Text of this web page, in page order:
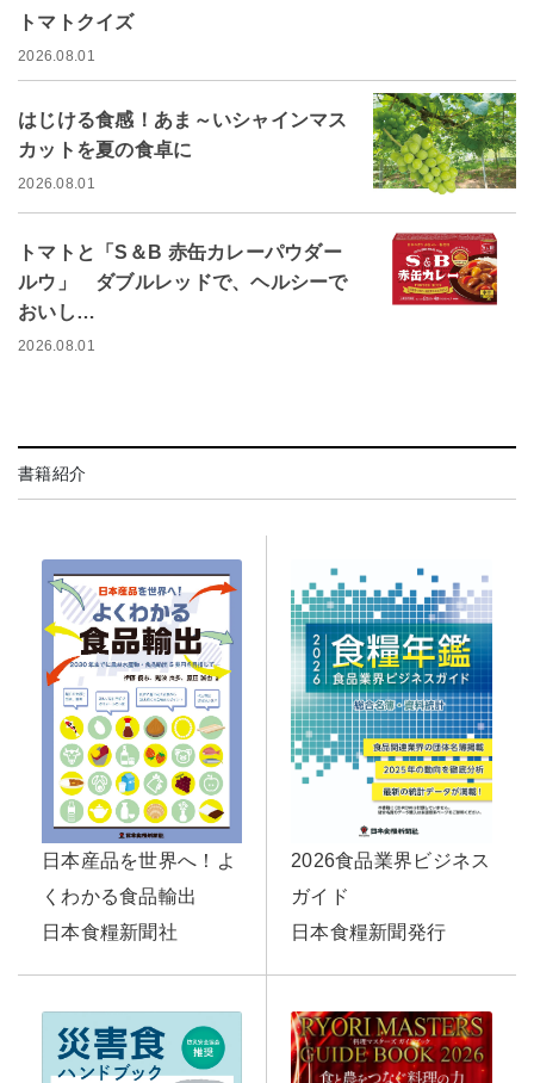
トマトクイズ
2026.08.01
はじける食感！あま～いシャインマス
カットを夏の食卓に
2026.08.01
トマトと「S＆B 赤缶カレーパウダー
ルウ」 ダブルレッドで、ヘルシーで
おいし…
2026.08.01
書籍紹介
日本産品を世界へ！よ
くわかる食品輸出
日本食糧新聞社
2026食品業界ビジネス
ガイド
日本食糧新聞発行